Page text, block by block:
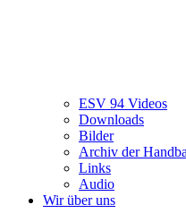
ESV 94 Videos
Downloads
Bilder
Archiv der
Links
Audio
Wir über uns